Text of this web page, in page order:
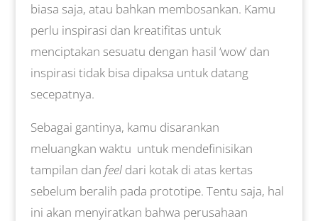
biasa saja, atau bahkan membosankan. Kamu
perlu inspirasi dan kreatifitas untuk
menciptakan sesuatu dengan hasil ‘wow’ dan
inspirasi tidak bisa dipaksa untuk datang
secepatnya.
Sebagai gantinya, kamu disarankan
meluangkan waktu untuk mendefinisikan
tampilan dan feeldari kotak di atas kertas
sebelum beralih pada prototipe. Tentu saja, hal
ini akan menyiratkan bahwa perusahaan